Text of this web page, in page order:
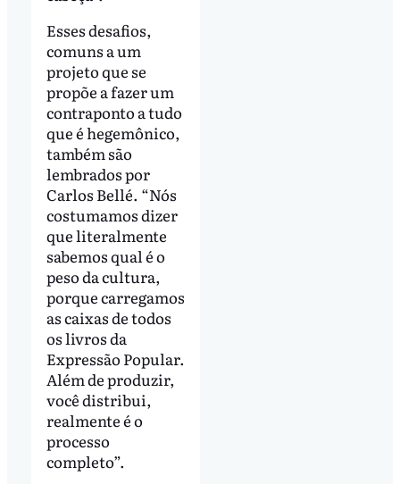
Esses desafios,
comuns a um
projeto que se
propõe a fazer um
contraponto a tudo
que é hegemônico,
também são
lembrados por
Carlos Bellé. “Nós
costumamos dizer
que literalmente
sabemos qual é o
peso da cultura,
porque carregamos
as caixas de todos
os livros da
Expressão Popular.
Além de produzir,
você distribui,
realmente é o
processo
completo”.